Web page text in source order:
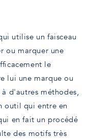
utilise un faisceau
ou marquer une
le
lui une marque ou
d'autres méthodes,
outil qui entre en
en fait un procédé
des motifs très